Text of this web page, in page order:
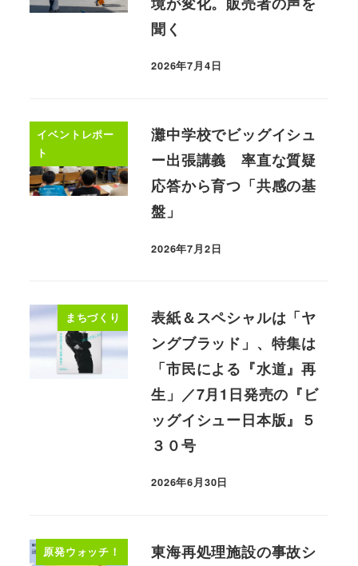
聞く
2026年7月4日
イベントレポー
ト
灘中学校でビッグイシュ
ー出張講義 率直な質疑
応答から育つ「共感の基
盤」
2026年7月2日
まちづくり
表紙＆スペシャルは「ヤ
ングブラッド」、特集は
「市民による『水道』再
生」／7月1日発売の『ビ
ッグイシュー日本版』５
３０号
2026年6月30日
原発ウォッチ！
東海再処理施設の事故シ